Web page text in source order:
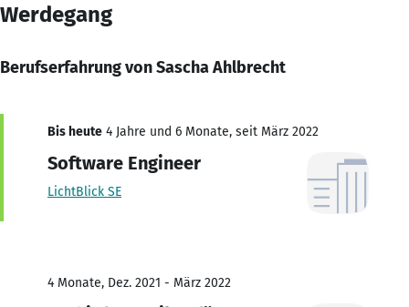
Werdegang
Berufserfahrung von Sascha Ahlbrecht
Bis heute 4 Jahre und 6 Monate, seit März 2022
Software Engineer
LichtBlick SE
4 Monate, Dez. 2021 - März 2022